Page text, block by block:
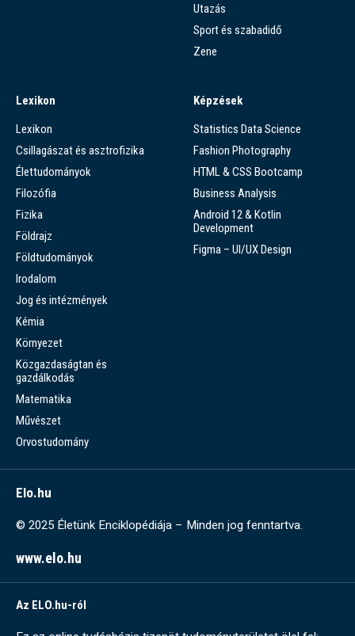
Utazás
Sport és szabadidő
Zene
Lexikon
Lexikon
Csillagászat és asztrofizika
Élettudományok
Filozófia
Fizika
Földrajz
Földtudományok
Irodalom
Jog és intézmények
Kémia
Környezet
Közgazdaságtan és
gazdálkodás
Matematika
Művészet
Orvostudomány
Képzések
Statistics Data Science
Fashion Photography
HTML & CSS Bootcamp
Business Analysis
Android 12 & Kotlin
Development
Figma – UI/UX Design
Elo.hu
© 2025 Életünk Enciklopédiája – Minden jog fenntartva.
www.elo.hu
Az ELO.hu-ról